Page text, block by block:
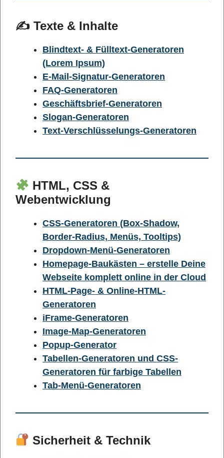
✍️ Texte & Inhalte
Blindtext- & Fülltext-Generatoren
(Lorem Ipsum)
E-Mail-Signatur-Generatoren
FAQ-Generatoren
Geschäftsbrief-Generatoren
Slogan-Generatoren
Text-Verschlüsselungs-Generatoren
HTML, CSS &
Webentwicklung
CSS-Generatoren (Box-Shadow,
Border-Radius, Menüs, Tooltips)
Dropdown-Menü-Generatoren
Homepage-Baukästen – erstelle Deine
Webseite komplett online in der Cloud
HTML-Page- & Online-HTML-
Generatoren
iFrame-Generatoren
Image-Map-Generatoren
Popup-Generator
Tabellen-Generatoren und CSS-
Generatoren für farbige Tabellen
Tab-Menü-Generatoren
Sicherheit & Technik